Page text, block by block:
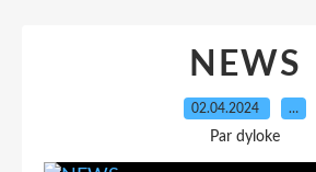
NEWS
02.04.2024 …
Par dyloke